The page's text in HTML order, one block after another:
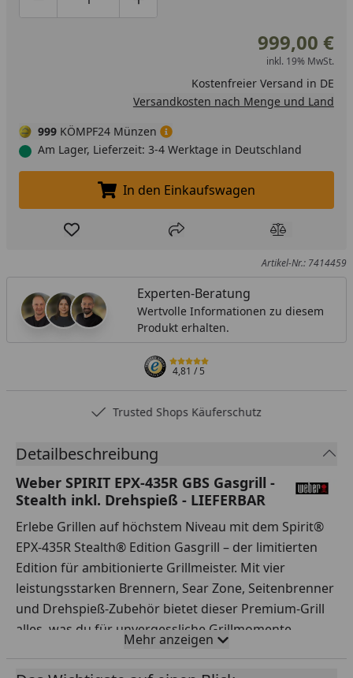
Produktmenge um eins verringern
Produktmenge manuell eingeben
Produktmenge um eins erhöhen
999,00 €
inkl. 19% MwSt.
Kostenfreier Versand in DE
Versandkosten nach Menge und Land
999 KÖMPF24 Münzen
Am Lager, Lieferzeit: 3-4 Werktage in Deutschland
In den Einkaufswagen legen
In den Einkaufswagen
Produkt zur Wunschliste hinzufügen
Teilen Produkt
Artikel-Nr.: 7414459
Experten-Beratung
Wertvolle Informationen zu diesem
Produkt erhalten.
4,81/ 5
Trusted Shops Käuferschutz
Detailbeschreibung
Weber SPIRIT EPX-435R GBS Gasgrill -
Stealth inkl. Drehspieß - LIEFERBAR
Erlebe Grillen auf höchstem Niveau mit dem Spirit®
EPX-435R Stealth® Edition Gasgrill – der limitierten
Edition für ambitionierte Grillmeister. Mit vier
leistungsstarken Brennern, Sear Zone, Seitenbrenner
und Drehspieß-Zubehör bietet dieser Premium-Grill
alles, was du für unvergessliche Grillmomente
brauchst. Die Stealth® Edition besticht durch ein
schlankes, komplett schwarzes Design, auffällige rote
Mehr anzeigen